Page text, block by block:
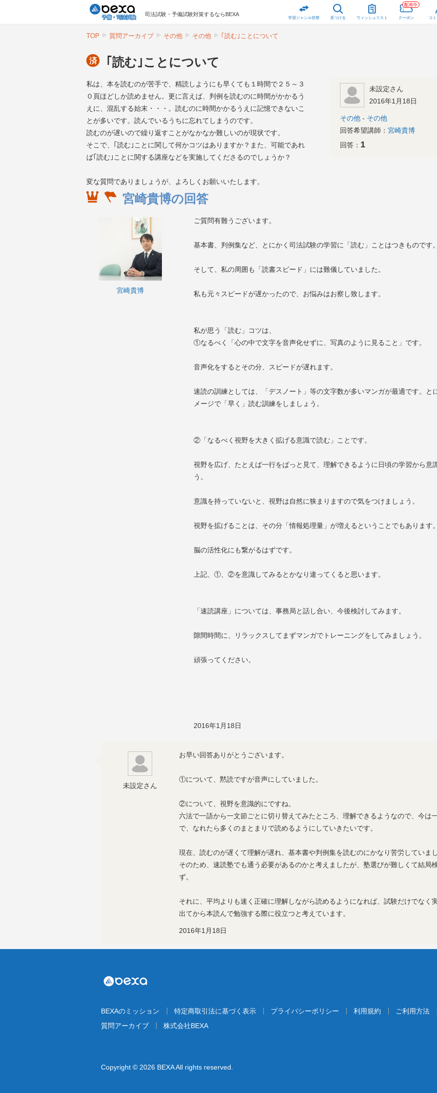
司法試験・予備試験対策するならBEXA
学習ジャンル切替 見つける ウィッシュリスト クーポン
配布中
コ
TOP 質問アーカイブ その他 その他 ｢読む｣ことについて
済 ｢読む｣ことについて
私は、本を読むのが苦手で、精読しようにも早くても１時間で２５～３
０頁ほどしか読めません。更に言えば、判例を読むのに時間がかかるう
えに、混乱する始末・・・。読むのに時間かかるうえに記憶できないこ
とが多いです。読んでいるうちに忘れてしまうのです。
読むのが遅いので繰り返すことがなかなか難しいのが現状です。
そこで、｢読む｣ことに関して何かコツはありますか？また、可能であれ
ば｢読む｣ことに関する講座などを実施してくださるのでしょうか？
変な質問でありましょうが、よろしくお願いいたします。
未設定さん
2016年1月18日
その他 - その他
回答希望講師： 宮崎貴博
回答： 1
宮崎貴博の回答
宮崎貴博
ご質問有難うございます。
基本書、判例集など、とにかく司法試験の学習に「読む」ことはつきものです。
そして、私の周囲も「読書スピード」には難儀していました。
私も元々スピードが遅かったので、お悩みはお察し致します。
私が思う「読む」コツは、
①なるべく「心の中で文字を音声化せずに、写真のように見ること」です。
音声化をするとその分、スピードが遅れます。
速読の訓練としては、「デスノート」等の文字数が多いマンガが最適です。と
メージで「早く」読む訓練をしましょう。
②「なるべく視野を大きく拡げる意識で読む」ことです。
視野を広げ、たとえば一行をぱっと見て、理解できるように日頃の学習から意
う。
意識を持っていないと、視野は自然に狭まりますので気をつけましょう。
視野を拡げることは、その分「情報処理量」が増えるということでもあります。
脳の活性化にも繋がるはずです。
上記、①、②を意識してみるとかなり違ってくると思います。
「速読講座」については、事務局と話し合い、今後検討してみます。
隙間時間に、リラックスしてまずマンガでトレーニングをしてみましょう。
頑張ってください。
2016年1月18日
未設定さん
お早い回答ありがとうございます。
①について、黙読ですが音声にしていました。
②について、視野を意識的にですね。
六法で一語から一文節ごとに切り替えてみたところ、理解できるようなので、今は
で、なれたら多くのまとまりで読めるようにしていきたいです。
現在、読むのが遅くて理解が遅れ、基本書や判例集を読むのにかなり苦労していまし
そのため、速読塾でも通う必要があるのかと考えましたが、塾選びが難しくて結局
ず。
それに、平均よりも速く正確に理解しながら読めるようになれば、試験だけでなく
出てから本読んで勉強する際に役立つと考えています。
2016年1月18日
BEXAのミッション 特定商取引法に基づく表示 プライバシーポリシー 利用規約 ご利用方法
質問アーカイブ
株式会社BEXA
Copyright © 2026 BEXA All rights reserved.